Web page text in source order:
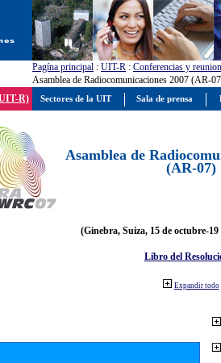
Pagína principal : UIT-R : Conferencias y
Asamblea de Radiocomunicaciones 2007 (AR-
R)
Asamblea de
(AR-07)
(Ginebra, Suiza, 15 de octubre-19
Libro del
Expandir todo
Sectores de la UIT Sala de prensa